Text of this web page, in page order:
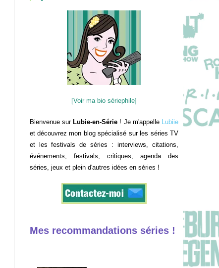
[Voir ma bio sériephile]
Bienvenue sur Lubie-en-Série ! Je m'appelle Lubiie
et découvrez mon blog spécialisé sur les séries TV
et les festivals de séries : interviews, citations,
événements, festivals, critiques, agenda des
séries, jeux et plein d'autres idées en séries !
Mes recommandations séries !